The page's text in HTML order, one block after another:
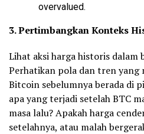
overvalued.
3. Pertimbangkan Konteks
Lihat aksi harga historis dalam
Perhatikan pola dan tren yang
Bitcoin sebelumnya berada di
apa yang terjadi setelah BTC
masa lalu? Apakah harga
setelahnya, atau malah